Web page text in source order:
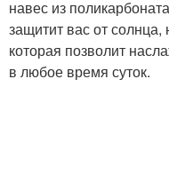
навес из
защитит вас от
которая позволит
в любое время суток.